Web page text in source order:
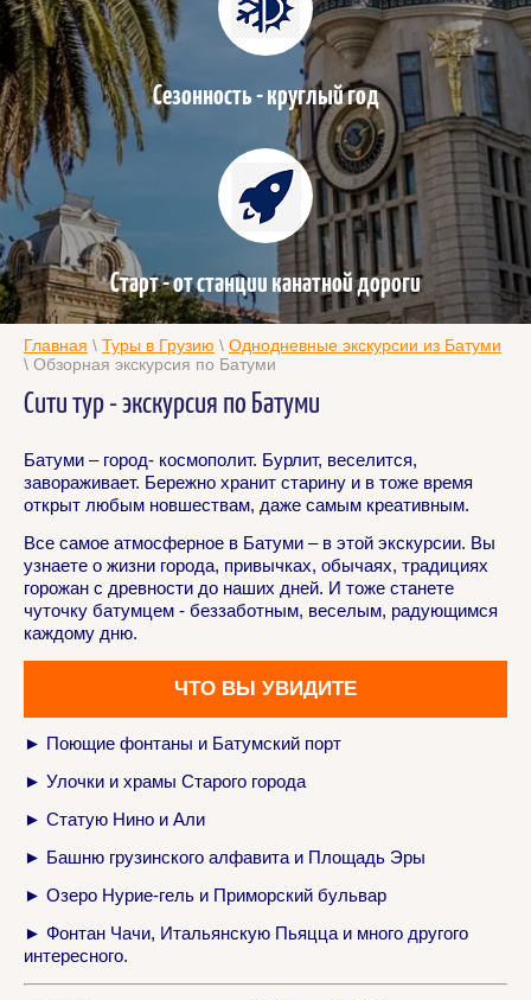
Сезонность - круглый год
Старт - от станции канатной дороги
Главная \ Туры в Грузию \ Однодневные экскурсии из Батуми
\ Обзорная экскурсия по Батуми
Сити тур - экскурсия по Батуми
Батуми – город- космополит. Бурлит, веселится,
завораживает. Бережно хранит старину и в тоже время
открыт любым новшествам, даже самым креативным.
Все самое атмосферное в Батуми – в этой экскурсии. Вы
узнаете о жизни города, привычках, обычаях, традициях
горожан с древности до наших дней. И тоже станете
чуточку батумцем - беззаботным, веселым, радующимся
каждому дню.
ЧТО ВЫ УВИДИТЕ
► Поющие фонтаны и Батумский порт
► Улочки и храмы Старого города
► Статую Нино и Али
► Башню грузинского алфавита и Площадь Эры
► Озеро Нурие-гель и Приморский бульвар
► Фонтан Чачи, Итальянскую Пьяцца и много другого
интересного.